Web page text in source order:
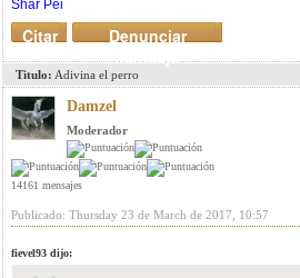
Shar Pei
Denunciar
mensaje
Citar
Titulo: Adivina el perro
Damzel
Moderador
14161 mensajes
Publicado: Thursday 23 de March de 2017, 10:57
fievel93 dijo: